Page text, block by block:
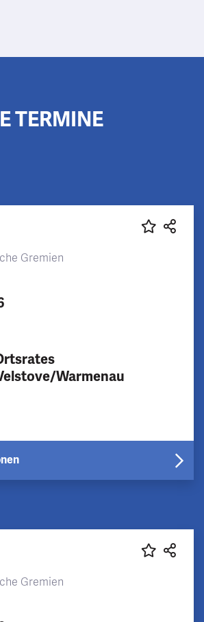
TERMINE
Gremien
Warmenau
Gremien